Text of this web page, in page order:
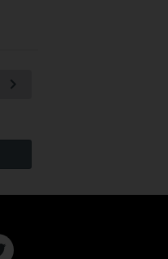
Sa, 15.08.